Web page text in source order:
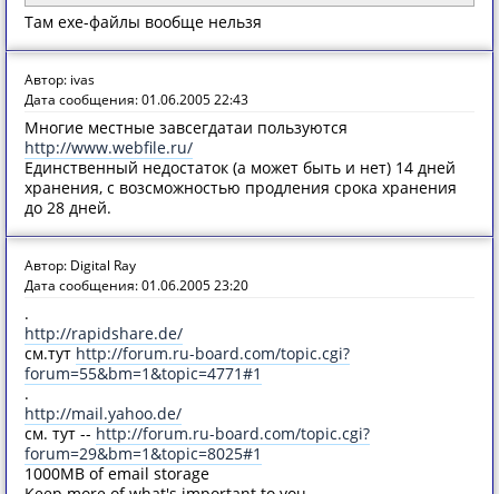
Там exe-файлы вообще нельзя
Автор: ivas
Дата сообщения: 01.06.2005 22:43
Многие местные завсегдатаи пользуются
http://www.webfile.ru/
Единственный недостаток (а может быть и нет) 14 дней
хранения, с возсможностью продления срока хранения
до 28 дней.
Автор: Digital Ray
Дата сообщения: 01.06.2005 23:20
.
http://rapidshare.de/
см.тут http://forum.ru-board.com/topic.cgi?
forum=55&bm=1&topic=4771#1
.
http://mail.yahoo.de/
см. тут -- http://forum.ru-board.com/topic.cgi?
forum=29&bm=1&topic=8025#1
1000MB of email storage